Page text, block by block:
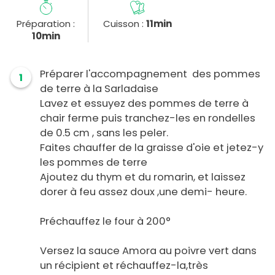
Préparation :
10min
Cuisson : 11min
1
Préparer l'accompagnement des pommes
de terre à la Sarladaise
Lavez et essuyez des pommes de terre à
chair ferme puis tranchez-les en rondelles
de 0.5 cm , sans les peler.
Faites chauffer de la graisse d'oie et jetez-y
les pommes de terre
Ajoutez du thym et du romarin, et laissez
dorer à feu assez doux ,une demi- heure.
Préchauffez le four à 200°
Versez la sauce Amora au poivre vert dans
un récipient et réchauffez-la,très